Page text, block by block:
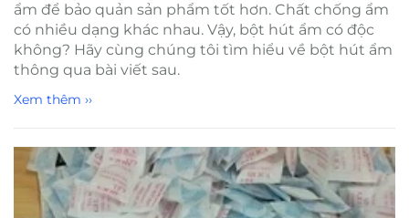
ẩm để bảo quản sản phẩm tốt hơn. Chất chống ẩm
có nhiều dạng khác nhau. Vậy, bột hút ẩm có độc
không? Hãy cùng chúng tôi tìm hiểu về bột hút ẩm
thông qua bài viết sau.
Xem thêm ››